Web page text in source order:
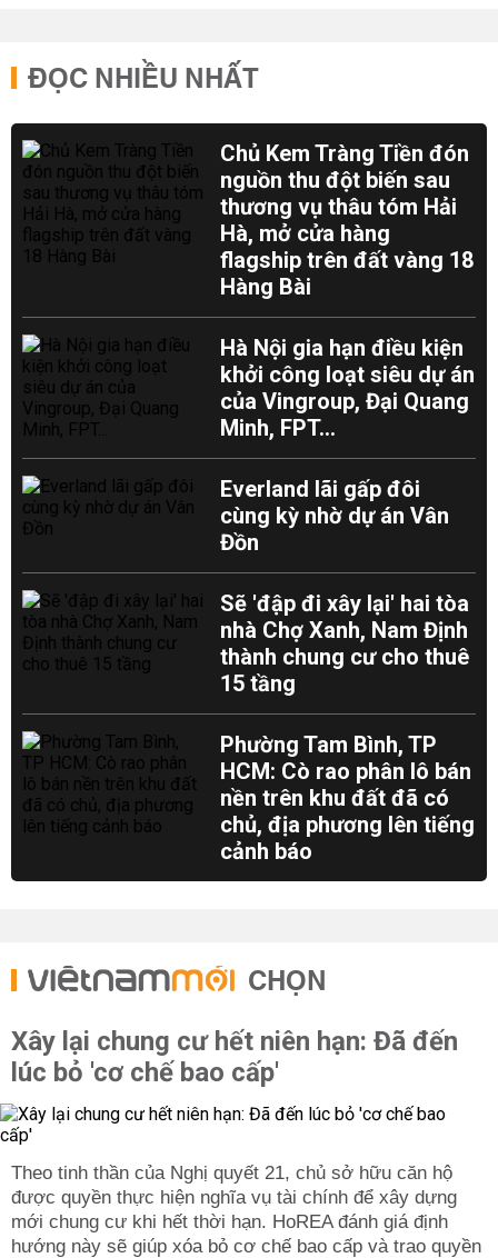
ĐỌC NHIỀU NHẤT
Chủ Kem Tràng Tiền đón
nguồn thu đột biến sau
thương vụ thâu tóm Hải
Hà, mở cửa hàng
flagship trên đất vàng 18
Hàng Bài
Hà Nội gia hạn điều kiện
khởi công loạt siêu dự án
của Vingroup, Đại Quang
Minh, FPT...
Everland lãi gấp đôi
cùng kỳ nhờ dự án Vân
Đồn
Sẽ 'đập đi xây lại' hai tòa
nhà Chợ Xanh, Nam Định
thành chung cư cho thuê
15 tầng
Phường Tam Bình, TP
HCM: Cò rao phân lô bán
nền trên khu đất đã có
chủ, địa phương lên tiếng
cảnh báo
CHỌN
Xây lại chung cư hết niên hạn: Đã đến
lúc bỏ 'cơ chế bao cấp'
Theo tinh thần của Nghị quyết 21, chủ sở hữu căn hộ
được quyền thực hiện nghĩa vụ tài chính để xây dựng
mới chung cư khi hết thời hạn. HoREA đánh giá định
hướng này sẽ giúp xóa bỏ cơ chế bao cấp và trao quyền